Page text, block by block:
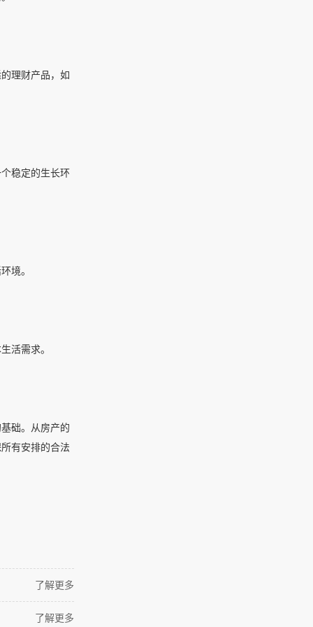
理财产品，如
稳定的生长环
境。
活需求。
础。从房产的
有安排的合法
了解更多
了解更多